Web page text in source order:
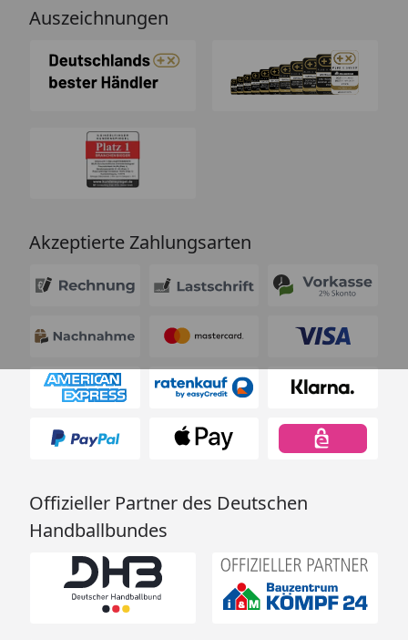
Auszeichnungen
Akzeptierte Zahlungsarten
Offizieller Partner des Deutschen
Handballbundes